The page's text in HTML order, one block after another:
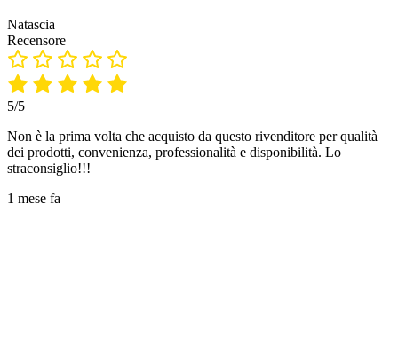
Natascia
Recensore
5/5
Non è la prima volta che acquisto da questo rivenditore per qualità
dei prodotti, convenienza, professionalità e disponibilità. Lo
straconsiglio!!!
1 mese fa